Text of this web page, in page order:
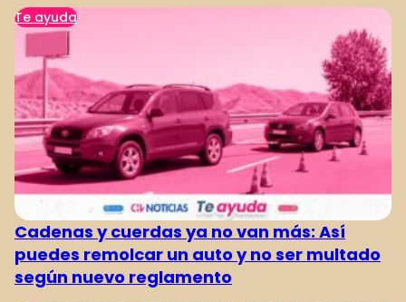
Te ayuda
Cadenas y cuerdas ya no van más: Así
puedes remolcar un auto y no ser multado
según nuevo reglamento